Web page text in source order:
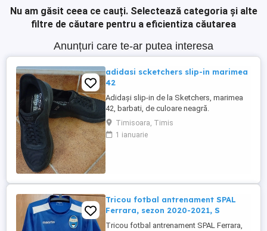
Nu am găsit ceea ce cauți. Selectează categoria și alte
filtre de căutare pentru a eficientiza căutarea
Anunțuri care te-ar putea interesa
adidasi scketchers slip-in marimea
42
Adidași slip-in de la Sketchers, marimea
42, barbati, de culoare neagră.
Comoditatea și designul simplu fac acești
adidași o alegere ideală pentru ținutele
casual. Potriviți pentru o varietate de
Timisoara, Timis
1 ianuarie
Tricou fotbal antrenament SPAL
Ferrara, sezon 2020-2021, S
Tricou fotbal antrenament SPAL Ferrara,